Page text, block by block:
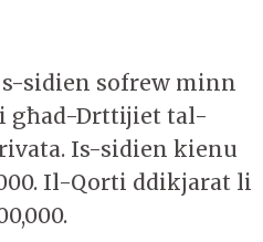
sidien sofrew minn
għad-Drttijiet tal-
Is-sidien kienu
Il-Qorti ddikjarat li